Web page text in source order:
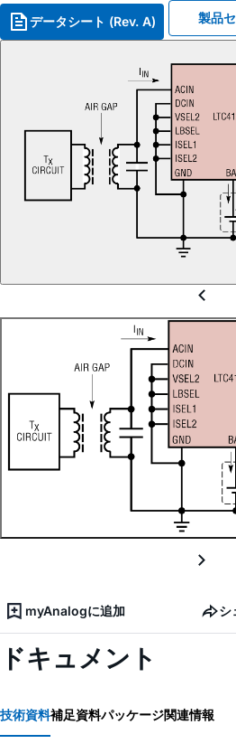
データシート (Rev. A) 製品
myAnalogに追加 シ
ドキュメント
技術資料補足資料パッケージ関連情報